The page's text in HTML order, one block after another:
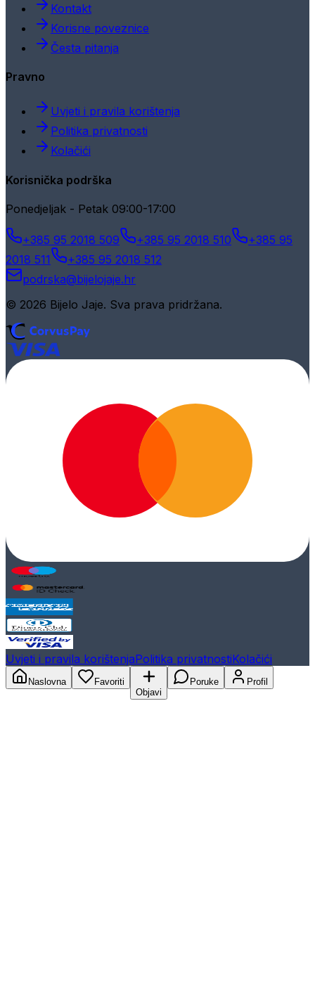
Kontakt
Korisne poveznice
Česta pitanja
Pravno
Uvjeti i pravila korištenja
Politika privatnosti
Kolačići
Korisnička podrška
Ponedjeljak - Petak 09:00-17:00
+385 95 2018 509 +385 95 2018 510
+385 95
2018 511
+385 95 2018 512
podrska@bijelojaje.hr
© 2026 Bijelo Jaje. Sva prava pridržana.
Uvjeti i pravila korištenjaPolitika privatnostiKolačići
Naslovna
Favoriti
Objavi
Poruke Profil